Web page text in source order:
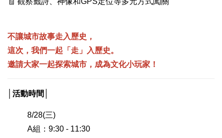
不讓城市故事走入歷史，
這次，我們一起「走」入歷史。
邀請大家一起探索城市，成為文化小玩家！
│活動時間│
8/28(三)
A組：9:30 - 11:30